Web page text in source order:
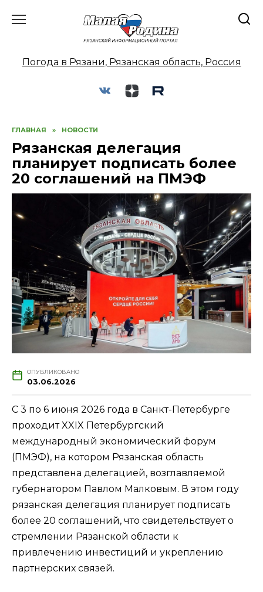
Погода в Рязани, Рязанская область, Россия
ГЛАВНАЯ » НОВОСТИ
Рязанская делегация
планирует подписать более
20 соглашений на ПМЭФ
ОПУБЛИКОВАНО
03.06.2026
С 3 по 6 июня 2026 года в Санкт-Петербурге
проходит XXIX Петербургский
международный экономический форум
(ПМЭФ), на котором Рязанская область
представлена делегацией, возглавляемой
губернатором Павлом Малковым. В этом году
рязанская делегация планирует подписать
более 20 соглашений, что свидетельствует о
стремлении Рязанской области к
привлечению инвестиций и укреплению
партнерских связей.